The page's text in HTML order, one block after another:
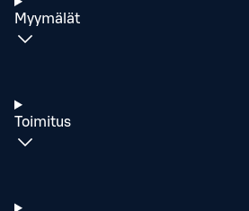
Myymälät
Toimitus